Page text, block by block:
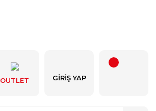
OUTLET GIRIŞ YAP